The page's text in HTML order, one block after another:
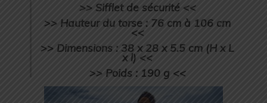
>> Sifflet de sécurité <<
>> Hauteur du torse : 76 cm à 106 cm
<<
>> Dimensions : 38 x 28 x 5.5 cm (H x L
x l) <<
>> Poids : 190 g <<